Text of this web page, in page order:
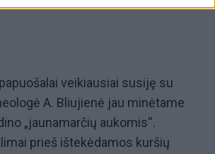
veikiausiai susiję su
A. Bliujienė jau minėtame
„jaunamarčių aukomis“.
prieš ištekėdamos kuršių